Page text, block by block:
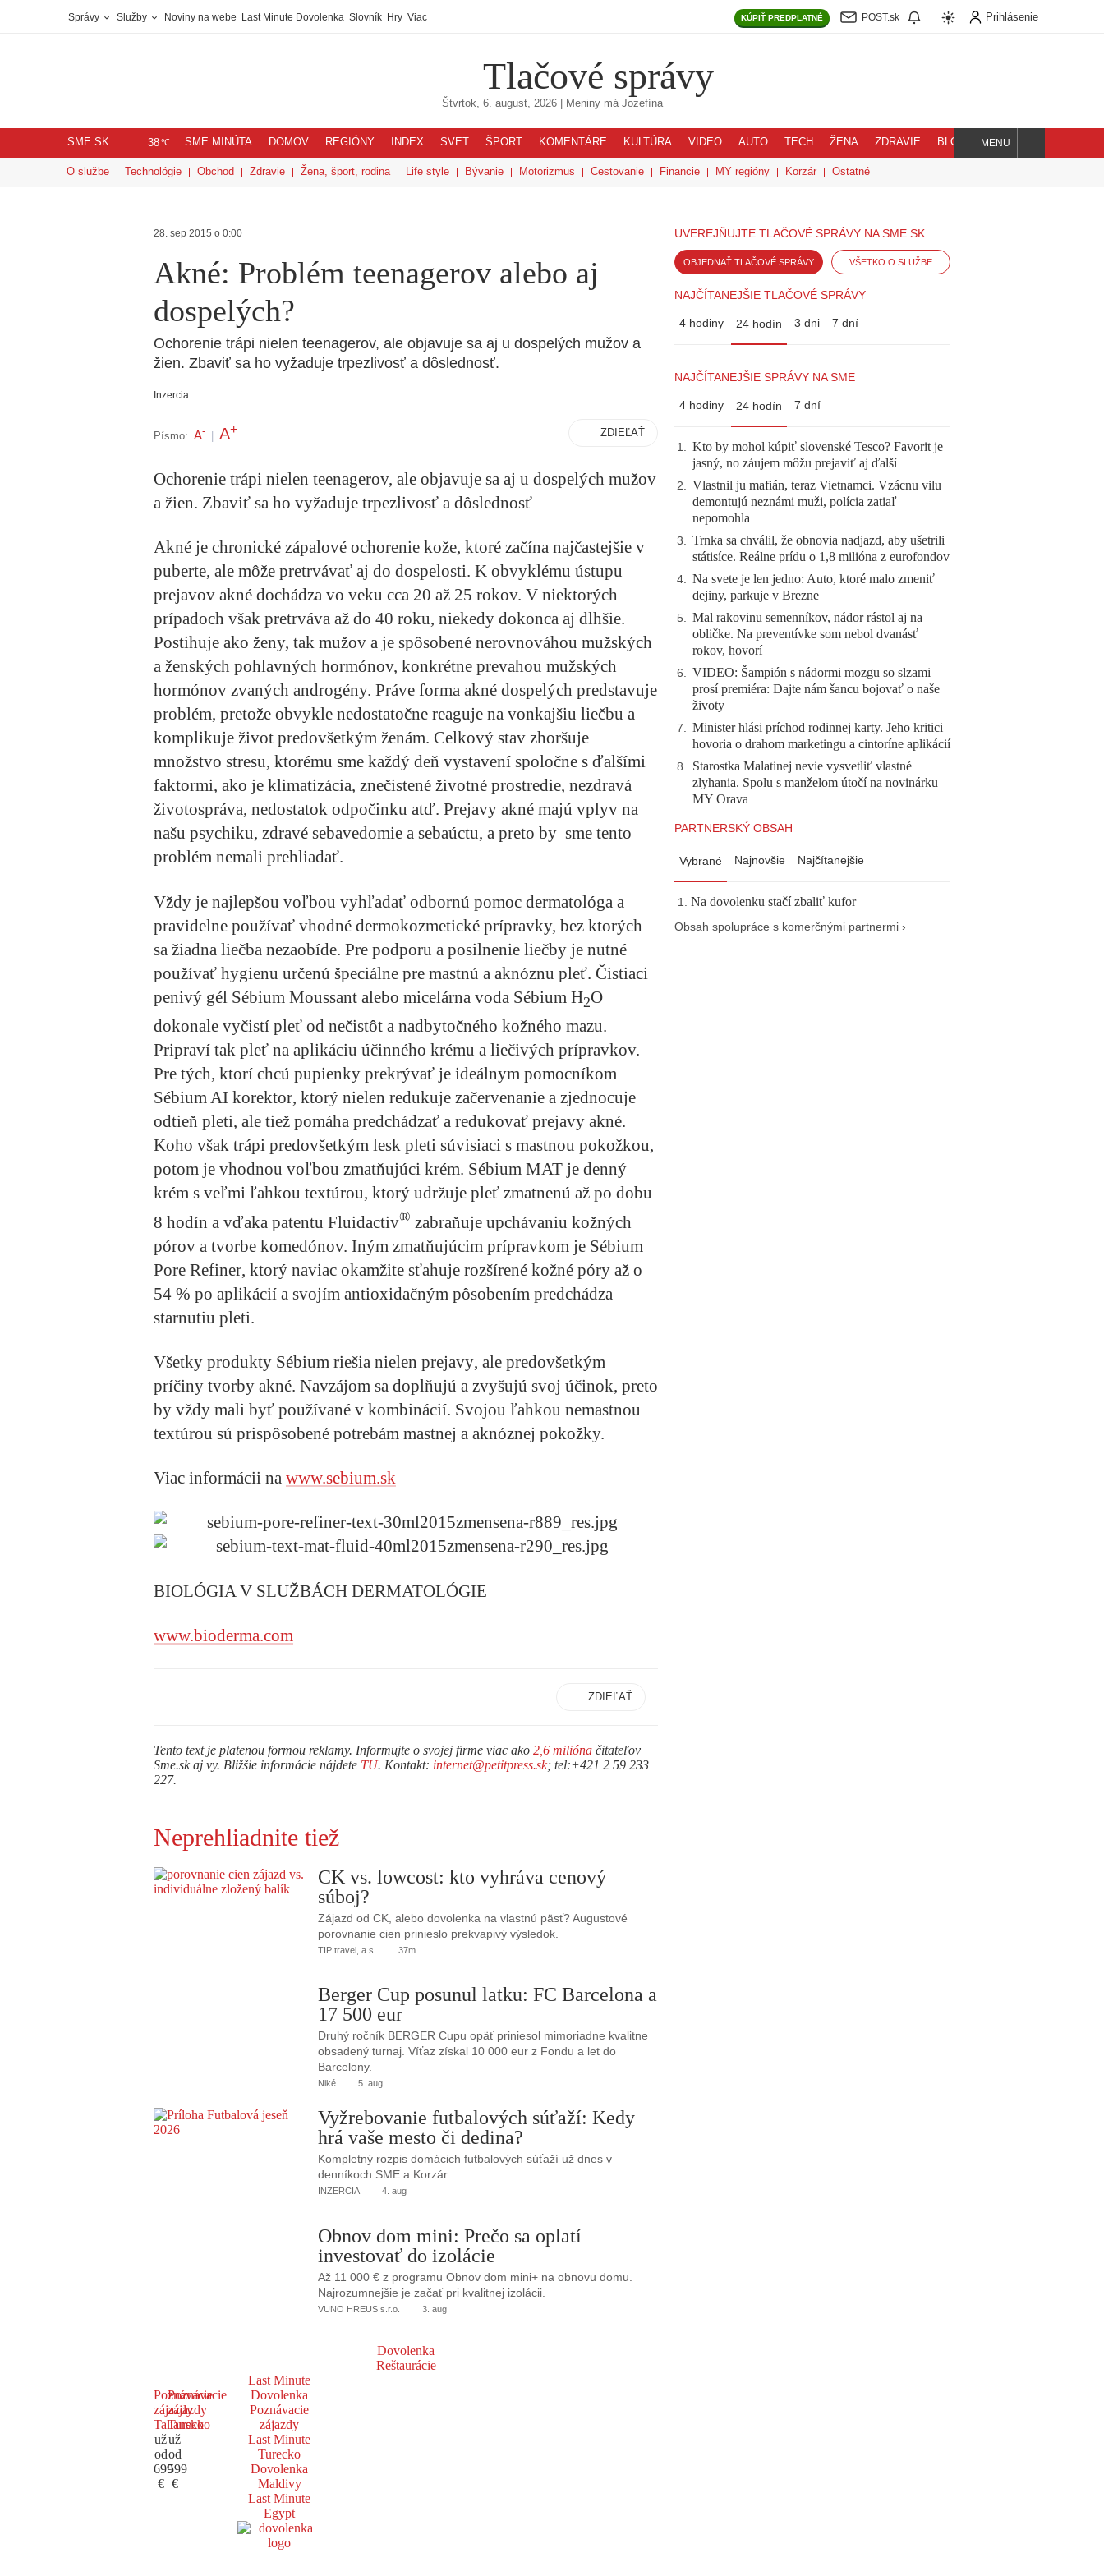
Správy Služby Noviny na webe Last Minute Dovolenka Slovník Hry Viac KÚPIŤ PREDPLATNÉ POST.sk Prihlásenie
Tlačové správy
Štvrtok, 6. august, 2026| Meniny má Jozefína
SME.SK 38℃ SME MINÚTA DOMOV REGIÓNY INDEX SVET ŠPORT KOMENTÁRE KULTÚRA VIDEO AUTO TECH ŽENA ZDRAVIE BLOG
Hľadaj
MENU
O službe Technológie Obchod Zdravie Žena, šport, rodina Life style Bývanie Motorizmus Cestovanie Financie MY regióny Korzár Ostatné
28. sep 2015 o 0:00
Akné: Problém teenagerov alebo aj
dospelých?
Ochorenie trápi nielen teenagerov, ale objavuje sa aj u dospelých mužov a
žien. Zbaviť sa ho vyžaduje trpezlivosť a dôslednosť.
Inzercia
Písmo: A- A+ ZDIEĽAŤ
Ochorenie trápi nielen teenagerov, ale objavuje sa aj u dospelých mužov
a žien. Zbaviť sa ho vyžaduje trpezlivosť a dôslednosť
Akné je chronické zápalové ochorenie kože, ktoré začína najčastejšie v
puberte, ale môže pretrvávať aj do dospelosti. K obvyklému ústupu
prejavov akné dochádza vo veku cca 20 až 25 rokov. V niektorých
prípadoch však pretrváva až do 40 roku, niekedy dokonca aj dlhšie.
Postihuje ako ženy, tak mužov a je spôsobené nerovnováhou mužských
a ženských pohlavných hormónov, konkrétne prevahou mužských
hormónov zvaných androgény. Práve forma akné dospelých predstavuje
problém, pretože obvykle nedostatočne reaguje na vonkajšiu liečbu a
komplikuje život predovšetkým ženám. Celkový stav zhoršuje
množstvo stresu, ktorému sme každý deň vystavení spoločne s ďalšími
faktormi, ako je klimatizácia, znečistené životné prostredie, nezdravá
životospráva, nedostatok odpočinku atď. Prejavy akné majú vplyv na
našu psychiku, zdravé sebavedomie a sebaúctu, a preto by sme tento
problém nemali prehliadať.
Vždy je najlepšou voľbou vyhľadať odbornú pomoc dermatológa a
pravidelne používať vhodné dermokozmetické prípravky, bez ktorých
sa žiadna liečba nezaobíde. Pre podporu a posilnenie liečby je nutné
používať hygienu určenú špeciálne pre mastnú a aknóznu pleť. Čistiaci
penivý gél Sébium Moussant alebo micelárna voda Sébium H2O
dokonale vyčistí pleť od nečistôt a nadbytočného kožného mazu.
Pripraví tak pleť na aplikáciu účinného krému a liečivých prípravkov.
Pre tých, ktorí chcú pupienky prekrývať je ideálnym pomocníkom
Sébium AI korektor, ktorý nielen redukuje začervenanie a zjednocuje
odtieň pleti, ale tiež pomáha predchádzať a redukovať prejavy akné.
Koho však trápi predovšetkým lesk pleti súvisiaci s mastnou pokožkou,
potom je vhodnou voľbou zmatňujúci krém. Sébium MAT je denný
krém s veľmi ľahkou textúrou, ktorý udržuje pleť zmatnenú až po dobu
8 hodín a vďaka patentu Fluidactiv® zabraňuje upchávaniu kožných
pórov a tvorbe komedónov. Iným zmatňujúcim prípravkom je Sébium
Pore Refiner, ktorý naviac okamžite sťahuje rozšírené kožné póry až o
54 % po aplikácií a svojím antioxidačným pôsobením predchádza
starnutiu pleti.
Všetky produkty Sébium riešia nielen prejavy, ale predovšetkým
príčiny tvorby akné. Navzájom sa doplňujú a zvyšujú svoj účinok, preto
by vždy mali byť používané v kombinácií. Svojou ľahkou nemastnou
textúrou sú prispôsobené potrebám mastnej a aknóznej pokožky.
Viac informácii na www.sebium.sk
BIOLÓGIA V SLUŽBÁCH DERMATOLÓGIE
www.bioderma.com
ZDIEĽAŤ
Tento text je platenou formou reklamy. Informujte o svojej firme viac ako 2,6 milióna čitateľov
Sme.sk aj vy. Bližšie informácie nájdete TU. Kontakt: internet@petitpress.sk; tel:+421 2 59 233
227.
UVEREJŇUJTE TLAČOVÉ SPRÁVY NA SME.SK
OBJEDNAŤ TLAČOVÉ SPRÁVY VŠETKO O SLUŽBE
NAJČÍTANEJŠIE TLAČOVÉ SPRÁVY
4 hodiny 24 hodín 3 dni 7 dní
NAJČÍTANEJŠIE SPRÁVY NA SME
4 hodiny 24 hodín 7 dní
1. Kto by mohol kúpiť slovenské Tesco? Favorit je
jasný, no záujem môžu prejaviť aj ďalší
2. Vlastnil ju mafián, teraz Vietnamci. Vzácnu vilu
demontujú neznámi muži, polícia zatiaľ
nepomohla
3. Trnka sa chválil, že obnovia nadjazd, aby ušetrili
státisíce. Reálne prídu o 1,8 milióna z eurofondov
4. Na svete je len jedno: Auto, ktoré malo zmeniť
dejiny, parkuje v Brezne
5. Mal rakovinu semenníkov, nádor rástol aj na
obličke. Na preventívke som nebol dvanásť
rokov, hovorí
6. VIDEO: Šampión s nádormi mozgu so slzami
prosí premiéra: Dajte nám šancu bojovať o naše
životy
7. Minister hlási príchod rodinnej karty. Jeho kritici
hovoria o drahom marketingu a cintoríne aplikácií
8. Starostka Malatinej nevie vysvetliť vlastné
zlyhania. Spolu s manželom útočí na novinárku
MY Orava
PARTNERSKÝ OBSAH
Vybrané Najnovšie Najčítanejšie
Na dovolenku stačí zbaliť kufor
Obsah spolupráce s komerčnými partnermi ›
Neprehliadnite tiež
CK vs. lowcost: kto vyhráva cenový
súboj?
Zájazd od CK, alebo dovolenka na vlastnú päsť? Augustové
porovnanie cien prinieslo prekvapivý výsledok.
TIP travel, a.s. 37m
Berger Cup posunul latku: FC Barcelona a
17 500 eur
Druhý ročník BERGER Cupu opäť priniesol mimoriadne kvalitne
obsadený turnaj. Víťaz získal 10 000 eur z Fondu a let do
Barcelony.
Niké 5. aug
Vyžrebovanie futbalových súťaží: Kedy
hrá vaše mesto či dedina?
Kompletný rozpis domácich futbalových súťaží už dnes v
denníkoch SME a Korzár.
INZERCIA 4. aug
Obnov dom mini: Prečo sa oplatí
investovať do izolácie
Až 11 000 € z programu Obnov dom mini+ na obnovu domu.
Najrozumnejšie je začať pri kvalitnej izolácii.
VUNO HREUS s.r.o. 3. aug
Dovolenka
Reštaurácie
Poznávacie
zájazdy
Taliansko
už
od
699
€
Poznávacie
zájazdy
Turecko
už
od
599
€
Last Minute
Dovolenka
Poznávacie
zájazdy
Last Minute
Turecko
Dovolenka
Maldivy
Last Minute
Egypt